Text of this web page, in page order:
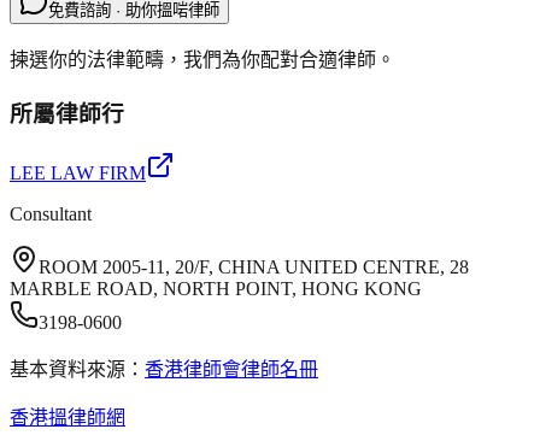
免費諮詢 · 助你搵啱律師
揀選你的法律範疇，我們為你配對合適律師。
所屬律師行
LEE LAW FIRM
Consultant
ROOM 2005-11, 20/F, CHINA UNITED CENTRE, 28
MARBLE ROAD, NORTH POINT, HONG KONG
3198-0600
基本資料來源： 香港律師會律師名冊
香港搵律師網